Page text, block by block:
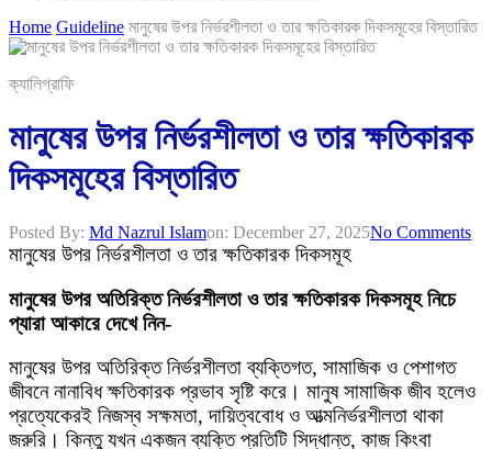
Home Guideline মানুষের উপর নির্ভরশীলতা ও তার ক্ষতিকারক দিকসমূহের বিস্তারিত
ক্যালিগ্রাফি
মানুষের উপর নির্ভরশীলতা ও তার ক্ষতিকারক
দিকসমূহের বিস্তারিত
Posted By: Md Nazrul Islamon: December 27, 2025No Comments
মানুষের উপর নির্ভরশীলতা ও তার ক্ষতিকারক দিকসমূহ
মানুষের উপর অতিরিক্ত নির্ভরশীলতা ও তার ক্ষতিকারক দিকসমূহ নিচে
প্যারা আকারে দেখে নিন-
মানুষের উপর অতিরিক্ত নির্ভরশীলতা ব্যক্তিগত, সামাজিক ও পেশাগত
জীবনে নানাবিধ ক্ষতিকারক প্রভাব সৃষ্টি করে। মানুষ সামাজিক জীব হলেও
প্রত্যেকেরই নিজস্ব সক্ষমতা, দায়িত্ববোধ ও আত্মনির্ভরশীলতা থাকা
জরুরি। কিন্তু যখন একজন ব্যক্তি প্রতিটি সিদ্ধান্ত, কাজ কিংবা